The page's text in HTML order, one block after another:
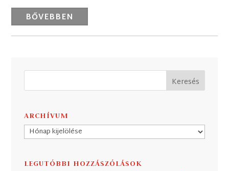
BŐVEBBEN
ARCHÍVUM
Archívum
LEGUTÓBBI HOZZÁSZÓLÁSOK